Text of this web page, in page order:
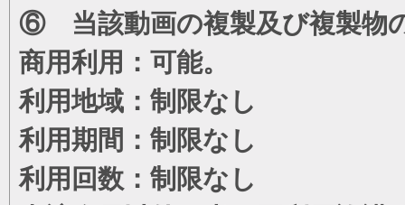
⑥ 当該動画の複製及び複製物
商用利用：可能。
利用地域：制限なし
利用期間：制限なし
利用回数：制限なし